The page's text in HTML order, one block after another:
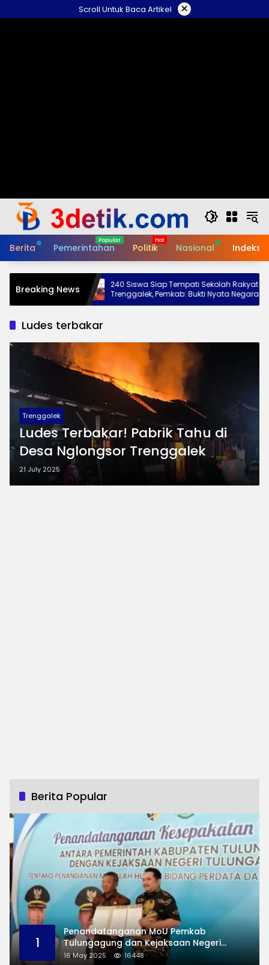
to
Scroll Untuk Baca Artikel ×
Berita Pemerintahan Politik Nasional Indeks
Breaking News
ke
Jaga
240 Siswa Siap Tempati Sekolah Rakyat
Trenggalek, Pemkab: Bukti Nyata Negara
Hadir untuk Anak Kurang Mampu
Ludes terbakar
Trenggalek
Ludes Terbakar! Pabrik Tahu di
Desa Nglongsor Trenggalek
21 July 2025
Berita Popular
1
Penandatanganan MoU Pemkab
Tulungagung dan Kejaksaan Negeri
Permasalahan Hukum
16 May 2025 16448